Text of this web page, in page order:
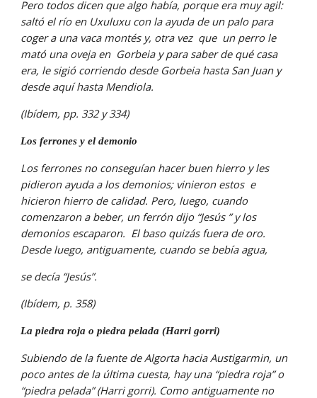
Pero todos dicen que algo había, porque era muy agil:
saltó el río en Uxuluxu con la ayuda de un palo para
coger a una vaca montés y, otra vez  que  un perro le
mató una oveja en  Gorbeia y para saber de qué casa
era, le sigió corriendo desde Gorbeia hasta San Juan y
desde aquí hasta Mendiola.
(Ibídem, pp. 332 y 334)
Los ferrones y el demonio
Los ferrones no conseguían hacer buen hierro y les
pidieron ayuda a los demonios; vinieron estos  e
hicieron hierro de calidad. Pero, luego, cuando
comenzaron a beber, un ferrón dijo “Jesús ” y los
demonios escaparon.  El baso quizás fuera de oro.
Desde luego, antiguamente, cuando se bebía agua,
se decía “Jesús”.
(Ibídem, p. 358)
La piedra roja o piedra pelada (Harri gorri)
Subiendo de la fuente de Algorta hacia Austigarmin, un
poco antes de la última cuesta, hay una “piedra roja” o
“piedra pelada” (Harri gorri). Como antiguamente no